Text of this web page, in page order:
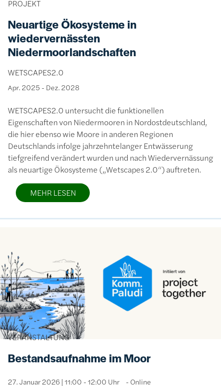
PROJEKT
Neuartige Ökosysteme in
wiedervernässten
Niedermoorlandschaften
WETSCAPES2.0
Apr. 2025 - Dez. 2028
WETSCAPES2.0 untersucht die funktionellen
Eigenschaften von Niedermooren in Nordostdeutschland,
die hier ebenso wie Moore in anderen Regionen
Deutschlands infolge jahrzehntelanger Entwässerung
tiefgreifend verändert wurden und nach Wiedervernässung
als neuartige Ökosysteme („Wetscapes 2.0“) auftreten.
MEHR LESEN
VERANSTALTUNG
Bestandsaufnahme im Moor
27. Januar 2026 | 11:00 - 12:00 Uhr Online